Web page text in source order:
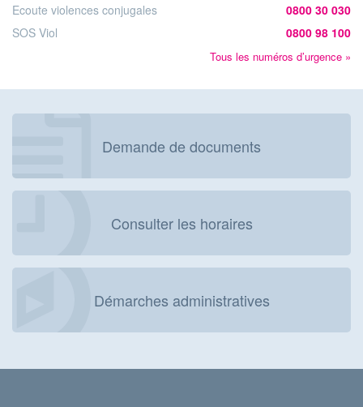
Ecoute violences conjugales
0800 30 030
SOS Viol
0800 98 100
Tous les numéros d’urgence »
Demande de documents
Consulter les horaires
Démarches administratives